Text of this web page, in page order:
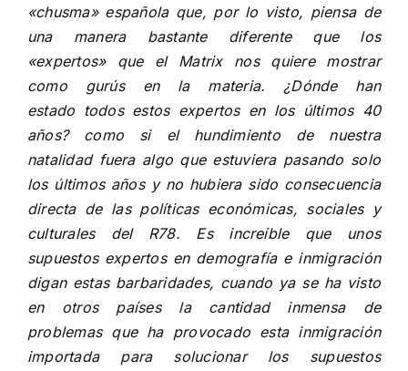
«chusma» española que, por lo visto, piensa de
una manera bastante diferente que los
«expertos» que el Matrix nos quiere mostrar
como gurús en la materia. ¿Dónde han
estado todos estos expertos en los últimos 40
años? como si el hundimiento de nuestra
natalidad fuera algo que estuviera pasando solo
los últimos años y no hubiera sido consecuencia
directa de las políticas económicas, sociales y
culturales del R78. Es increíble que unos
supuestos expertos en demografía e inmigración
digan estas barbaridades, cuando ya se ha visto
en otros países la cantidad inmensa de
problemas que ha provocado esta inmigración
importada para solucionar los supuestos